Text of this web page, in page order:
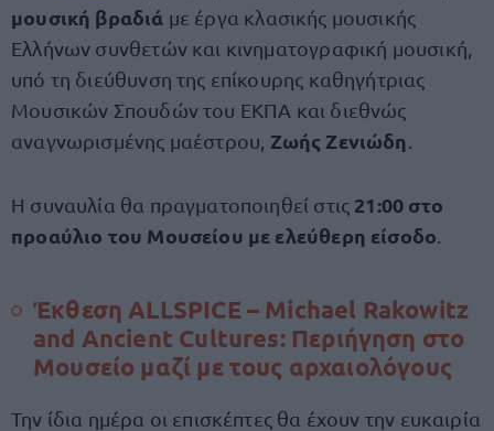
μουσική βραδιά με έργα κλασικής μουσικής
Ελλήνων συνθετών και κινηματογραφική μουσική,
υπό τη διεύθυνση της επίκουρης καθηγήτριας
Μουσικών Σπουδών του ΕΚΠΑ και διεθνώς
αναγνωρισμένης μαέστρου, Ζωής Ζενιώδη
Η συναυλία θα πραγματοποιηθεί στις 21:00 στο
προαύλιο του Μουσείου με ελεύθερη είσοδο
Έκθεση ALLSPICE – Michael Rakowitz
and Ancient Cultures: Περιήγηση στο
Μουσείο μαζί με τους αρχαιολόγους
Την ίδια ημέρα οι επισκέπτες θα έχουν την ευκαιρία